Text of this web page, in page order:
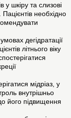
у шкіру та слизові
необхідно
дегідратації
літнього віку
мідріаз, у
внутрішньо
його підвищення